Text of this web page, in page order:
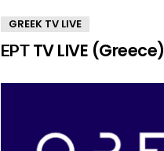
GREEK TV LIVE
ΕΡΤ TV LIVE (Greece)